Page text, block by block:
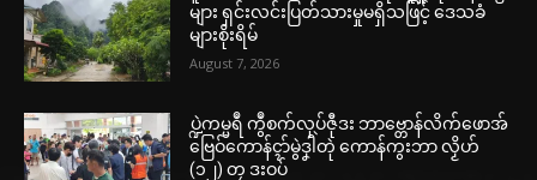
များ ရှင်းလင်းပြတ်သားမှုမရှိသဖြင့် ဒေသခံ
များစိုးရိမ်
August 7, 2026
ပ္ဍဲကမ္မရဳ ကွဳစက်လုပ်ဇီုဒး ဘာဗ္တောန်လိက်ဖောအ်
ဗြေဝ်ကောန်ၚာ်မွဲဒၞါဲတုဲ ကောန်ကွးဘာ လၟိဟ်
(၁၂) တၠ ဒးဝပ်